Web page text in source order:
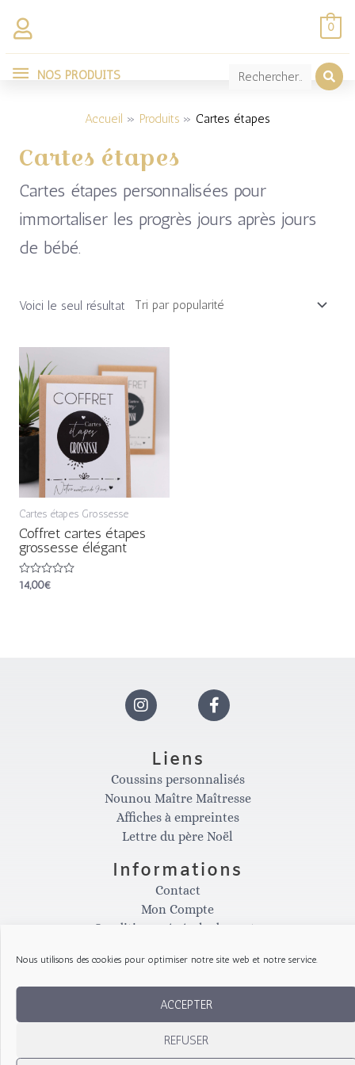
Nous utilisons des cookies pour optimiser notre site web et notre service.
ACCEPTER
REFUSER
contenu
NOS
NOS PRODUITS
0
Accueil Produits Cartes étapes
Cartes étapes
Cartes étapes personnalisées pour
immortaliser les progrès jours après jours
de bébé.
Voici le seul résultat
Cartes étapes Grossesse
Coffret cartes étapes
grossesse élégant
Note
14,00€
I
n
s
t
a
g
r
a
F
c
e
b
o
o
k
Liens
Coussins personnalisés
Nounou Maître Maîtresse
Affiches à empreintes
Lettre du père Noël
Informations
Contact
Mon Compte
Conditions générale de vente
Conditions d'annulation